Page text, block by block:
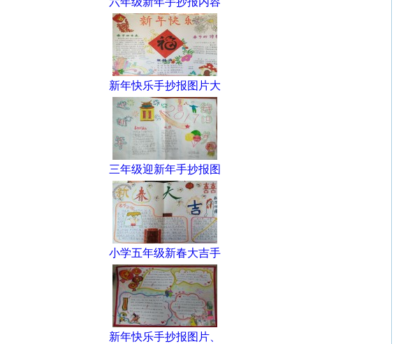
新年快乐手抄报图片大
三年级迎新年手抄报图
小学五年级新春大吉手
新年快乐手抄报图片、